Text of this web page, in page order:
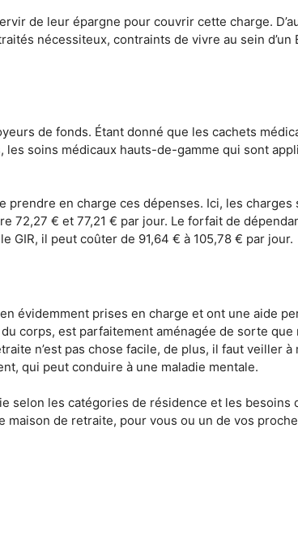
de leur épargne pour couvrir cette charge.
nécessiteux, contraints de vivre au sein d’un
de fonds. Étant donné que les cachets
les soins médicaux hauts-de-gamme qui sont
prendre en charge ces dépenses. Ici, les
€ et 77,21 € par jour. Le forfait de
GIR, il peut coûter de 91,64 € à 105,78 € par jour.
évidemment prises en charge et ont une aide
corps, est parfaitement aménagée de sorte
n’est pas chose facile, de plus, il faut veiller
qui peut conduire à une maladie mentale.
selon les catégories de résidence et les besoins
de retraite, pour vous ou un de vos